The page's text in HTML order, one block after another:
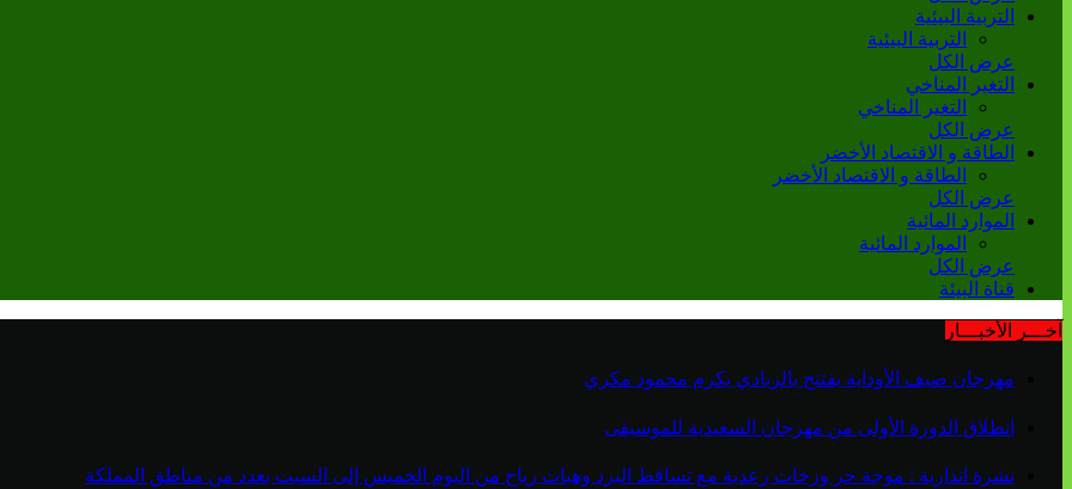
التربية البيئية
التربية البيئية
عرض الكل
التغير المناخي
التغير المناخي
عرض الكل
الطاقة و الاقتصاد الأخضر
الطاقة و الاقتصاد الأخضر
عرض الكل
الموارد المائية
الموارد المائية
عرض الكل
قناة البيئة
آخـــر الأخبـــار
مهرجان صيف الأوداية يفتتح بالزبادي يكرم محمود مكري
انطلاق الدورة الأولى من مهرجان السعيدية للموسيقى
نشرة انذارية : موجة حر وزخات رعدية مع تساقط البرد وهبات رياح من اليوم الخميس إلى السبت بعدد من مناطق المملكة